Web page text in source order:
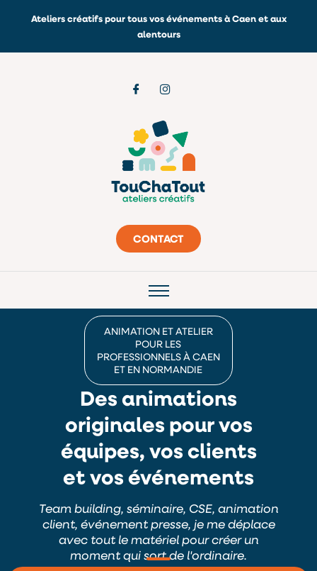
Ateliers créatifs pour tous vos événements à Caen et aux
alentours
CONTACT
ANIMATION ET ATELIER
POUR LES
PROFESSIONNELS À CAEN
ET EN NORMANDIE
Des animations
originales pour vos
équipes, vos clients
et vos événements
Team building, séminaire, CSE, animation
client, événement presse, je me déplace
avec tout le matériel pour créer un
moment qui sort de l'ordinaire.